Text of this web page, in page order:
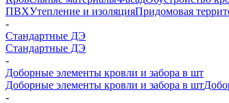
ПВХУтепление и изоляцияПридомовая
-
Стандартные ДЭ
Стандартные ДЭ
-
Доборные элементы кровли и забора в шт
Доборные элементы кровли и забора в шт
-